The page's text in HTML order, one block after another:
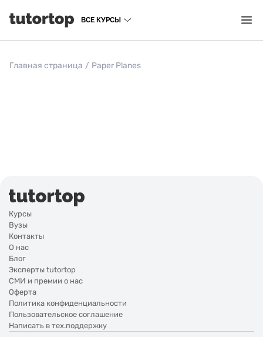
ВСЕ КУРСЫ
Главная страница / Paper Planes
Курсы
Вузы
Контакты
О нас
Блог
Эксперты tutortop
СМИ и премии о нас
Оферта
Политика конфиденциальности
Пользовательское соглашение
Написать в тех.поддержку